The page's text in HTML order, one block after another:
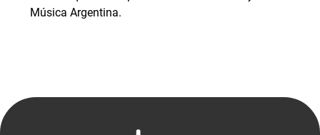
Música Argentina.